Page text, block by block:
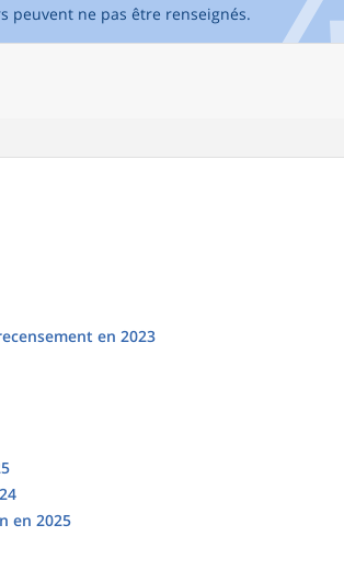
peuvent ne pas être renseignés.
en 2023
en 2025